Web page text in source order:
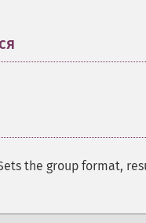
the group format,